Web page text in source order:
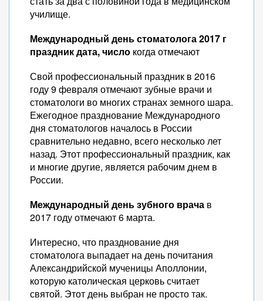
училище.
Международный день стоматолога 2017 г
праздник дата, число когда отмечают
Свой профессиональный праздник в 2016
году 9 февраля отмечают зубные врачи и
стоматологи во многих странах земного шара.
Ежегодное празднование Международного
дня стоматологов началось в России
сравнительно недавно, всего несколько лет
назад. Этот профессиональный праздник, как
и многие другие, является рабочим днем в
России.
Международный день зубного врача в
2017 году отмечают 6 марта.
Интересно, что празднование дня
стоматолога выпадает на день почитания
Александрийской мученицы Аполлонии,
которую католическая церковь считает
святой. Этот день выбран не просто так.